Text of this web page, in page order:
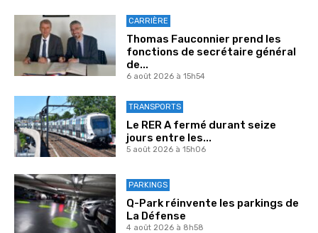
CARRIÈRE
Thomas Fauconnier prend les
fonctions de secrétaire général
de...
6 août 2026 à 15h54
TRANSPORTS
Le RER A fermé durant seize
jours entre les...
5 août 2026 à 15h06
PARKINGS
Q-Park réinvente les parkings de
La Défense
4 août 2026 à 8h58